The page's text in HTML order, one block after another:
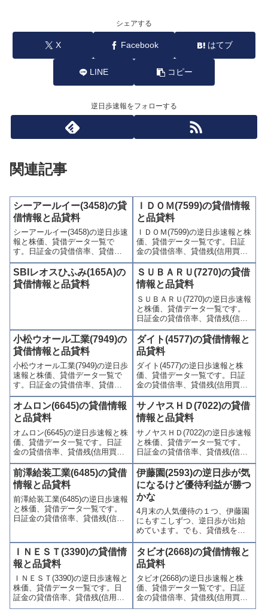
シェアする
X Facebook はてブ
LINE コピー
逆日歩速報をフォローする
関連記事
シーアールイー(3458)の貸
借情報と品貸料
シーアールイー(3458)の逆日歩速
報と株価、貸借データ一覧で
す。日証金の貸借倍率、貸借残
(信用買残、信用売残)、品貸料
(逆日歩)、東証の週末残高、規制
(注意喚起・申込停止)など、空売
り関連情報を集計し、図解でわ
ＩＤＯＭ(7599)の貸借情報
と品貸料
ＩＤＯＭ(7599)の逆日歩速報と株
価、貸借データ一覧です。日証
金の貸借倍率、貸借残(信用買
残、信用売残)、品貸料(逆日
歩)、東証の週末残高、規制(注意
喚起・申込停止)など、空売り関
連情報を集計し、図解でわかり
やすくまとめて掲載していま
す。
SBIレオスひふみ(165A)の
貸借情報と品貸料
ＳＵＢＡＲＵ(7270)の貸借
情報と品貸料
ＳＵＢＡＲＵ(7270)の逆日歩速報
と株価、貸借データ一覧です。
日証金の貸借倍率、貸借残(信用
買残、信用売残)、品貸料(逆日
歩)、東証の週末残高、規制(注意
喚起・申込停止)など、空売り関
連情報を集計し、図解でわかり
やすくまとめて掲載していま
す。
小松ウオール工業(7949)の
貸借情報と品貸料
小松ウオール工業(7949)の逆日歩
速報と株価、貸借データ一覧で
す。日証金の貸借倍率、貸借残
(信用買残、信用売残)、品貸料
(逆日歩)、東証の週末残高、規制
(注意喚起・申込停止)など、空売
り関連情報を集計し、図解でわ
かりやすくまとめて掲載してい
ます。
ダイト(4577)の貸借情報と
品貸料
ダイト(4577)の逆日歩速報と株
価、貸借データ一覧です。日証
金の貸借倍率、貸借残(信用買
残、信用売残)、品貸料(逆日
歩)、東証の週末残高、規制(注意
喚起・申込停止)など、空売り関
連情報を集計し、図解でわかり
やすくまとめて掲載していま
す。
オムロン(6645)の貸借情報
と品貸料
オムロン(6645)の逆日歩速報と株
価、貸借データ一覧です。日証
金の貸借倍率、貸借残(信用買
残、信用売残)、品貸料(逆日
歩)、東証の週末残高、規制(注意
喚起・申込停止)など、空売り関
連情報を集計し、図解でわかり
やすくまとめて掲載していま
す。
サノヤスＨＤ(7022)の貸借
情報と品貸料
サノヤスＨＤ(7022)の逆日歩速報
と株価、貸借データ一覧です。
日証金の貸借倍率、貸借残(信用
買残、信用売残)、品貸料(逆日
歩)、東証の週末残高、規制(注意
喚起・申込停止)など、空売り関
連情報を集計し、図解でわかり
やすくまとめて掲載していま
す。
前澤給装工業(6485)の貸借
情報と品貸料
前澤給装工業(6485)の逆日歩速報
と株価、貸借データ一覧です。
日証金の貸借倍率、貸借残(信用
喚起・申込停止)など、空売り関
連情報を集計し、図解でわかり
やすくまとめて掲載していま
す。
伊藤園(2593)の逆日歩が気
になるけど優待利益が勝つ
かな
4月末の人気優待の１つ、伊藤園
にもすこしずつ、逆日歩が出始
めています。でも、貸借残を確
認するかぎり、買残と売残は拮
抗状態。しかも大型株なので、
例年通り、クロス取引しても優
待利益がでるかな？穴場は、議
決権がない、もう一つの伊藤園
銘柄なんだよね...
ＩＮＥＳＴ(3390)の貸借情
報と品貸料
ＩＮＥＳＴ(3390)の逆日歩速報と
株価、貸借データ一覧です。日
証金の貸借倍率、貸借残(信用買
残、信用売残)、品貸料(逆日
タビオ(2668)の貸借情報と
品貸料
タビオ(2668)の逆日歩速報と株
価、貸借データ一覧です。日証
金の貸借倍率、貸借残(信用買
残、信用売残)、品貸料(逆日